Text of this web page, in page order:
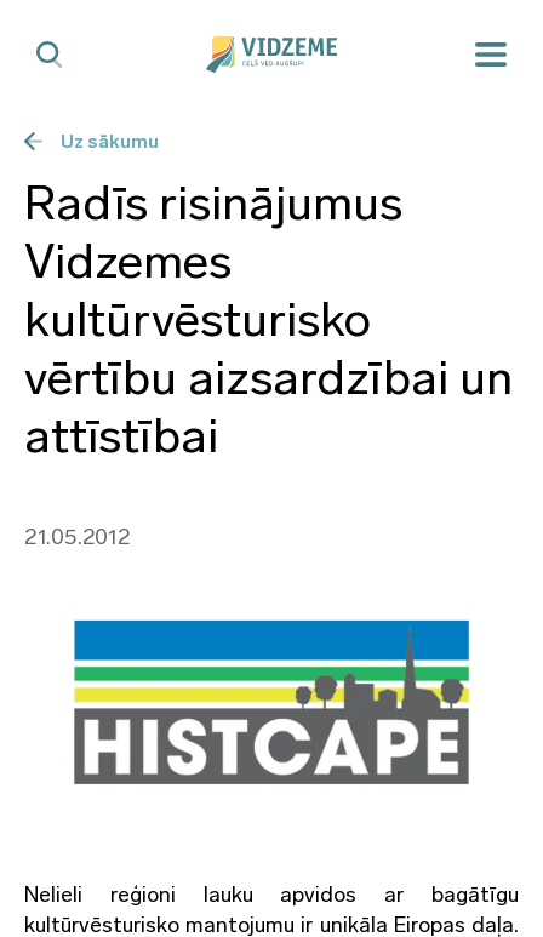
Uz sākumu
Radīs risinājumus
Vidzemes
kultūrvēsturisko
vērtību aizsardzībai un
attīstībai
21.05.2012
Nelieli reģioni lauku apvidos ar bagātīgu
kultūrvēsturisko mantojumu ir unikāla Eiropas daļa.